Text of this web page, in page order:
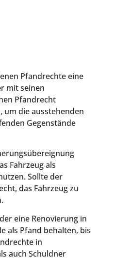
Pfandrechte eine
mit seinen
Pfandrecht
um die ausstehenden
Gegenstände
Fahrzeug als
Sollte der
das Fahrzeug zu
eine Renovierung in
als Pfand behalten, bis
in
auch Schuldner